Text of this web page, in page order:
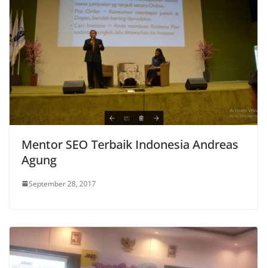
Mentor SEO Terbaik Indonesia Andreas
Agung
September 28, 2017